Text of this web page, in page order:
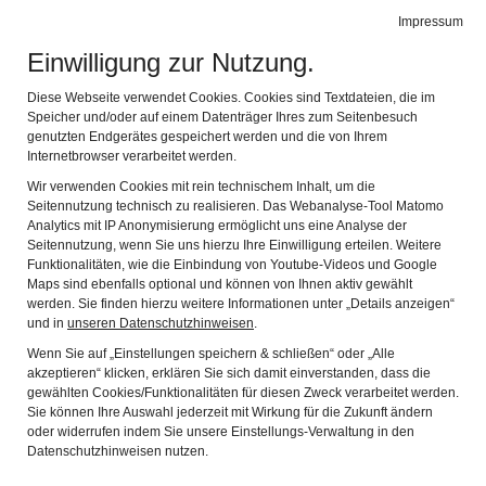
Impressum
Einwilligung zur Nutzung.
Diese Webseite verwendet Cookies. Cookies sind Textdateien, die im
Speicher und/oder auf einem Datenträger Ihres zum Seitenbesuch
genutzten Endgerätes gespeichert werden und die von Ihrem
Internetbrowser verarbeitet werden.
Wir verwenden Cookies mit rein technischem Inhalt, um die
Seitennutzung technisch zu realisieren. Das Webanalyse-Tool Matomo
Analytics mit IP Anonymisierung ermöglicht uns eine Analyse der
Seitennutzung, wenn Sie uns hierzu Ihre Einwilligung erteilen. Weitere
Funktionalitäten, wie die Einbindung von Youtube-Videos und Google
Maps sind ebenfalls optional und können von Ihnen aktiv gewählt
werden. Sie finden hierzu weitere Informationen unter „Details anzeigen“
und in unseren Datenschutzhinweisen.
Wenn Sie auf „Einstellungen speichern & schließen“ oder „Alle
akzeptieren“ klicken, erklären Sie sich damit einverstanden, dass die
gewählten Cookies/Funktionalitäten für diesen Zweck verarbeitet werden.
Sie können Ihre Auswahl jederzeit mit Wirkung für die Zukunft ändern
oder widerrufen indem Sie unsere Einstellungs-Verwaltung in den
Datenschutzhinweisen nutzen.
Zurück
Ab Oktober 2026
Der Herrnhuter Stern
Winterausstellung im BIBEL MUSEUM BAYERN in
Kooperation mit der Herrnhuter Sterne GmbH